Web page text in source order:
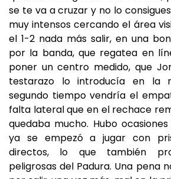
se te va a cruzar y no lo
muy intensos cercando el área
el 1-2 nada más salir, en una
por la banda, que regatea en
poner un centro medido, que
testarazo lo introducía en la
segundo tiempo vendría el
falta lateral que en el rechace
quedaba mucho. Hubo
ya se empezó a jugar con
directos, lo que también
peligrosas del Padura. Una pena